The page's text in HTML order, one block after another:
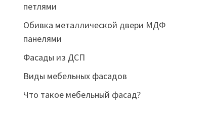
петлями
Обивка металлической двери МДФ
панелями
Фасады из ДСП
Виды мебельных фасадов
Что такое мебельный фасад?